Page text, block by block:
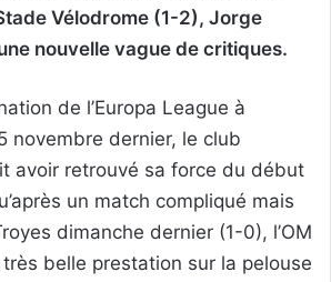
Vélodrome (1-2), Jorge
nouvelle vague de critiques.
de l’Europa League à
novembre dernier, le club
avoir retrouvé sa force du début
un match compliqué mais
dimanche dernier (1-0), l’OM
belle prestation sur la pelouse